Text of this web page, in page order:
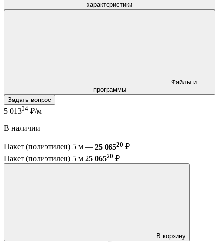
характеристики
программы
Задать вопрос
5 01304 ₽/м
В наличии
Пакет (полиэтилен) 5 м — 25 06520 ₽
Пакет (полиэтилен) 5 м 25 06520 ₽
В корзину